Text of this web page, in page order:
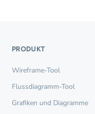
PRODUKT
Wireframe-Tool
Flussdiagramm-Tool
Grafiken und Diagramme